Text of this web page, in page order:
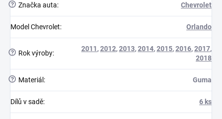
? Značka auta: Chevrolet
Model Chevrolet: Orlando
? Rok výroby:
2011,2012,2013,2014,2015,2016,2017,
2018
? Materiál : Guma
Dílů v sadě: 6 ks